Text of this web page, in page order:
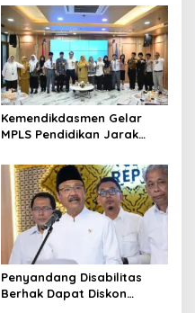
Lewat Literasi
Kemendikdasmen Gelar
MPLS Pendidikan Jarak
Kemandirian Belajar
Penyandang Disabilitas
Berhak Dapat Diskon